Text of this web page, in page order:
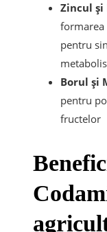
Zincul și
formarea
pentru
Borul și
pentru
fructelor